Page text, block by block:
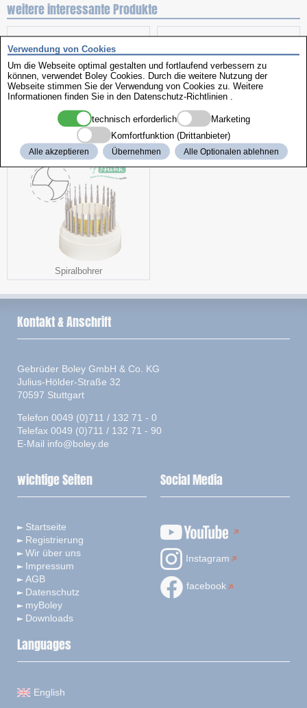
weitere interessante Produkte
Perlschalen Aktionspaket
Spiralbohrer
Verwendung von Cookies
Um die Webseite optimal gestalten und fortlaufend verbessern zu
können, verwendet Boley Cookies. Durch die weitere Nutzung der
Webseite stimmen Sie der Verwendung von Cookies zu. Weitere
Informationen finden Sie in den Datenschutz-Richtlinien
technisch erforderlich
Marketing
Komfortfunktion (Drittanbieter)
Alle akzeptieren Übernehmen Alle Optionalen ablehnen
Kontakt & Anschrift
Gebrüder Boley GmbH & Co. KG
Julius-Hölder-Straße 32
70597 Stuttgart
Telefon 0049 (0)711 / 132 71 - 0
Telefax 0049 (0)711 / 132 71 - 90
E-Mail info@boley.de
wichtige Seiten
Startseite
Registrierung
Wir über uns
Impressum
AGB
Datenschutz
myBoley
Downloads
Social Media
Instagram
facebook
Languages
English